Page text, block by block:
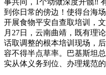
到你日常的傍边！使得台海
开展食物平安自查取培训，
月27日，云南曲靖，既有理
话取调整的根本培训现场，
容不得半点草率。巴基斯坦
实从体义务到位、办理规范